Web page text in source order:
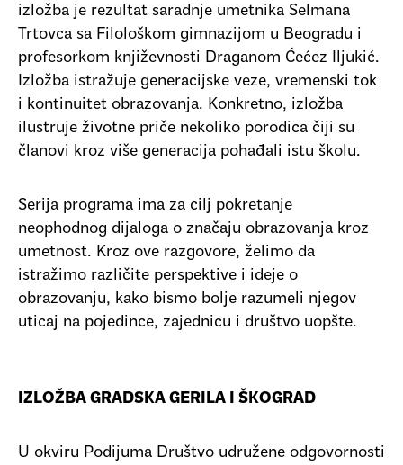
izložba je rezultat saradnje umetnika Selmana
Trtovca sa Filološkom gimnazijom u Beogradu i
profesorkom književnosti Draganom Ćećez Iljukić.
Izložba istražuje generacijske veze, vremenski tok
i kontinuitet obrazovanja. Konkretno, izložba
ilustruje životne priče nekoliko porodica čiji su
članovi kroz više generacija pohađali istu školu.
Serija programa ima za cilj pokretanje
neophodnog dijaloga o značaju obrazovanja kroz
umetnost. Kroz ove razgovore, želimo da
istražimo različite perspektive i ideje o
obrazovanju, kako bismo bolje razumeli njegov
uticaj na pojedince, zajednicu i društvo uopšte.
IZLOŽBA GRADSКA GERILA I ŠКOGRAD
U okviru Podijuma Društvo udružene odgovornosti